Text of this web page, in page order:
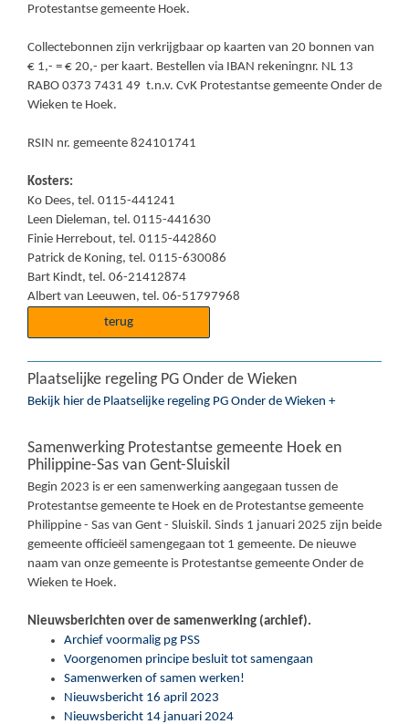
Protestantse gemeente Hoek.
Collectebonnen zijn verkrijgbaar op kaarten van 20 bonnen van
€ 1,- = € 20,- per kaart. Bestellen via IBAN rekeningnr. NL 13
RABO 0373 7431 49 t.n.v. CvK Protestantse gemeente Onder de
Wieken te Hoek.
RSIN nr. gemeente 824101741
Kosters:
Ko Dees, tel. 0115-441241
Leen Dieleman, tel. 0115-441630
Finie Herrebout, tel. 0115-442860
Patrick de Koning, tel. 0115-630086
Bart Kindt, tel. 06-21412874
Albert van Leeuwen, tel. 06-51797968
terug
Plaatselijke regeling PG Onder de Wieken
Bekijk hier de Plaatselijke regeling PG Onder de Wieken +
Samenwerking Protestantse gemeente Hoek en
Philippine-Sas van Gent-Sluiskil
Begin 2023 is er een samenwerking aangegaan tussen de
Protestantse gemeente te Hoek en de Protestantse gemeente
Philippine - Sas van Gent - Sluiskil. Sinds 1 januari 2025 zijn beide
gemeente officieël samengegaan tot 1 gemeente. De nieuwe
naam van onze gemeente is Protestantse gemeente Onder de
Wieken te Hoek.
Nieuwsberichten over de samenwerking (archief).
Archief voormalig pg PSS
Voorgenomen principe besluit tot samengaan
Samenwerken of samen werken!
Nieuwsbericht 16 april 2023
Nieuwsbericht 14 januari 2024